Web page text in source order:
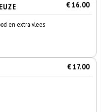
€ 16.00
en extra vlees
€ 17.00